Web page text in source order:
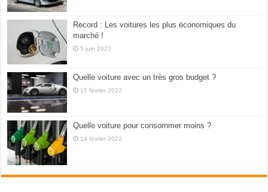
Record : Les voitures les plus économiques du
marché !
5 juin 2022
Quelle voiture avec un très gros budget ?
15 février 2022
Quelle voiture pour consommer moins ?
14 février 2022